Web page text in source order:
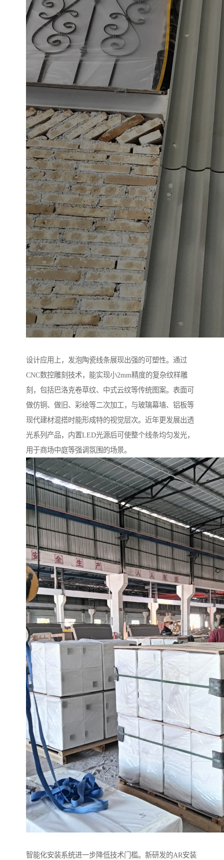
设计应用上，发泡陶瓷线条展现出强的可塑性。通过
CNC数控雕刻技术，能实现小2mm精度的复杂纹样雕
刻，包括巴洛克卷草纹、中式云纹等传统图案。表面可
做仿铜、做旧、彩绘等二次加工，与玻璃幕墙、铝板等
现代建材混搭时能形成特的视觉层次。近年更发展出透
光系列产品，内置LED光源后可使整个线条均匀发光，
用于商场中庭等强调氛围的场景。
智能化安装系统进一步降低技术门槛。新研发的AR安装